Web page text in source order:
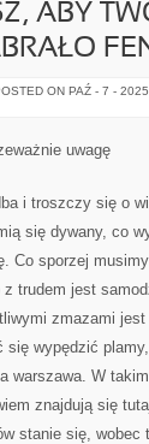
ABY
ON PAŹ - 7 - 2025
uwagę
i troszczy się o
się dywany, co
Co sporzej
z trudem jest
zmazami
się wypędzić
warszawa. W
znajdują się
stanie się,